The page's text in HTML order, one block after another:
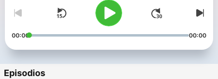
00:00 00:00
Episodios